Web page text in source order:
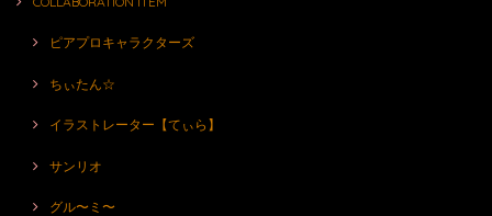
ピアプロキャラクターズ
ちぃたん☆
イラストレーター【てぃら】
サンリオ
グル〜ミ〜